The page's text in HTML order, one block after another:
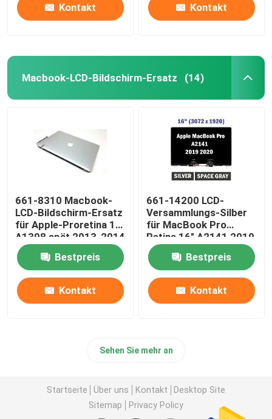
Kontakt Kontakt
Macbook-LCD-Bildschirm-Ersatz (14)
661-8310 Macbook-
LCD-Bildschirm-Ersatz
für Apple-Proretina 15"
A1398 spät 2013-2014
Bestpreis
Kontakt
661-14200 LCD-
Versammlungs-Silber
für MacBook Pro
Retina 16" A2141 2019
EMC3347
Bestpreis
Kontakt
Sehen Sie mehr an
Startseite Über uns Kontakt
Desktop Site
Sitemap
Privacy Policy